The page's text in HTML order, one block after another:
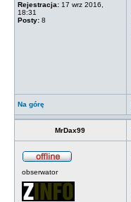
Rejestracja: 17 wrz 2016,
18:31
Posty: 8
Na górę
MrDax99
obserwator